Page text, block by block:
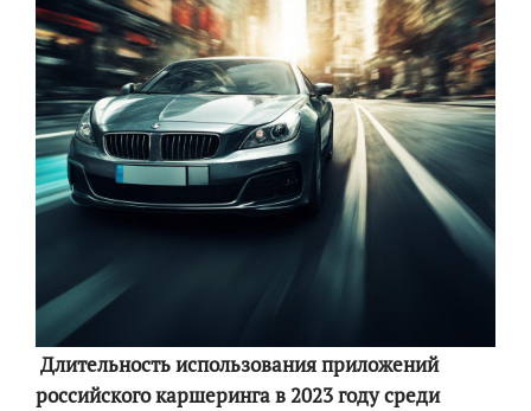
Длительность использования приложений
российского каршеринга в 2023 году среди